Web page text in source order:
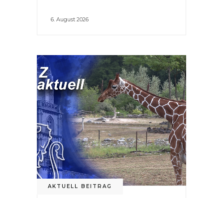
6. August 2026
AKTUELL BEITRAG